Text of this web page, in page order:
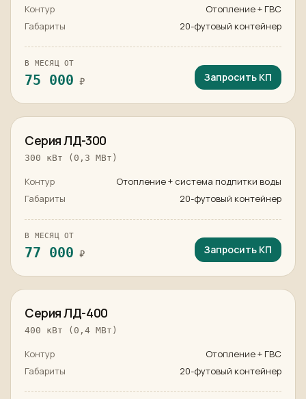
Контур
Отопление + ГВС
Габариты
20-футовый контейнер
В МЕСЯЦ ОТ
75 000 ₽ Запросить КП
Серия ЛД-300
300 кВт (0,3 МВт)
Контур
Отопление + система подпитки воды
Габариты
20-футовый контейнер
В МЕСЯЦ ОТ
77 000 ₽ Запросить КП
Серия ЛД-400
400 кВт (0,4 МВт)
Контур
Отопление + ГВС
Габариты
20-футовый контейнер